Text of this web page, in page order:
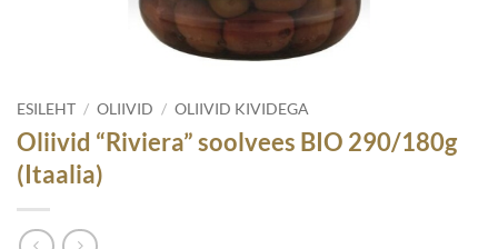
ESILEHT / OLIIVID / OLIIVID KIVIDEGA
Oliivid “Riviera” soolvees BIO 290/180g
(Itaalia)